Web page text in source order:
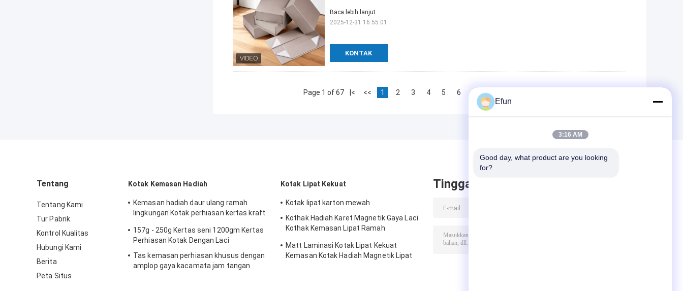
KONTAK
Baca lebih lanjut
2025-12-31 16:55:01
Page 1 of 67 |< << 1 2 3 4 5 6 8
Tentang
Tentang Kami
Tur Pabrik
Kontrol Kualitas
Hubungi Kami
Berita
Peta Situs
Kotak Kemasan Hadiah
Kemasan hadiah daur ulang ramah
lingkungan Kotak perhiasan kertas kraft
157g - 250g Kertas seni 1200gm Kertas
Perhiasan Kotak Dengan Laci
Tas kemasan perhiasan khusus dengan
amplop gaya kacamata jam tangan
Kotak Lipat Kekuat
Kotak lipat karton mewah
Kothak Hadiah Karet Magnetik Gaya Laci
Kothak Kemasan Lipat Ramah
Matt Laminasi Kotak Lipat Kekuat
Kemasan Kotak Hadiah Magnetik Lipat
Tinggalkan pesan
Efun
3:16 AM
Good day, what product are you looking
for?